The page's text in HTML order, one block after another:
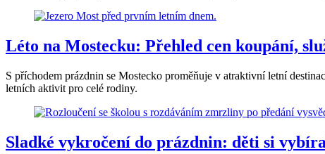
Léto na Mostecku: Přehled cen koupání,
S příchodem prázdnin se Mostecko proměňuje v atraktivní letní
letních aktivit pro celé rodiny.
Sladké vykročení do prázdnin: děti si